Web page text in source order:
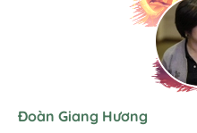
Hương Suri
Đoàn Giang Hương
Ngọc Anh